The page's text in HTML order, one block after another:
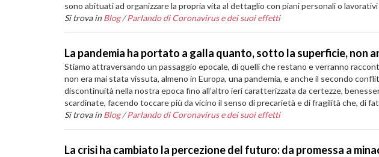
sono abituati ad organizzare la propria vita al dettaglio con piani personali o
Si trova in Blog /Parlando di Coronavirus e dei suoi effetti
La pandemia ha portato a galla quanto, sotto la superficie, non
Stiamo attraversando un passaggio epocale, di quelli che restano e verranno
non era mai stata vissuta, almeno in Europa, una pandemia, e anche il secondo
discontinuità nella nostra epoca fino all’altro ieri caratterizzata da certezze,
scardinate, facendo toccare più da vicino il senso di precarietà e di fragilità che, di
Si trova in Blog /Parlando di Coronavirus e dei suoi effetti
La crisi ha cambiato la percezione del futuro: da promessa a